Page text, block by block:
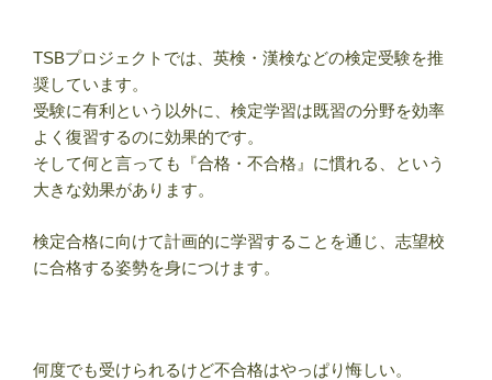
TSBプロジェクトでは、英検・漢検などの検定受験を推
奨しています。
受験に有利という以外に、検定学習は既習の分野を効率
よく復習するのに効果的です。
そして何と言っても『合格・不合格』に慣れる、という
大きな効果があります。
検定合格に向けて計画的に学習することを通じ、志望校
に合格する姿勢を身につけます。
何度でも受けられるけど不合格はやっぱり悔しい。